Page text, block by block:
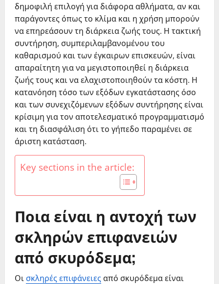
δημοφιλή επιλογή για διάφορα αθλήματα, αν και
παράγοντες όπως το κλίμα και η χρήση μπορούν
να επηρεάσουν τη διάρκεια ζωής τους. Η τακτική
συντήρηση, συμπεριλαμβανομένου του
καθαρισμού και των έγκαιρων επισκευών, είναι
απαραίτητη για να μεγιστοποιηθεί η διάρκεια
ζωής τους και να ελαχιστοποιηθούν τα κόστη. Η
κατανόηση τόσο των εξόδων εγκατάστασης όσο
και των συνεχιζόμενων εξόδων συντήρησης είναι
κρίσιμη για τον αποτελεσματικό προγραμματισμό
και τη διασφάλιση ότι το γήπεδο παραμένει σε
άριστη κατάσταση.
Key sections in the article:
Ποια είναι η αντοχή των
σκληρών επιφανειών
από σκυρόδεμα;
Οισκληρές επιφάνειεςαπό σκυρόδεμα είναι